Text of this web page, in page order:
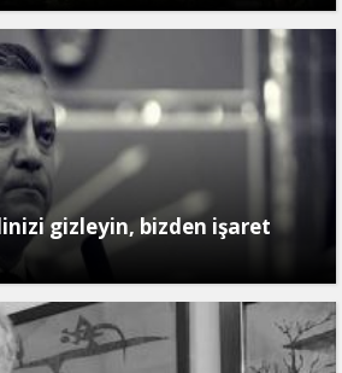
gizleyin, bizden işaret